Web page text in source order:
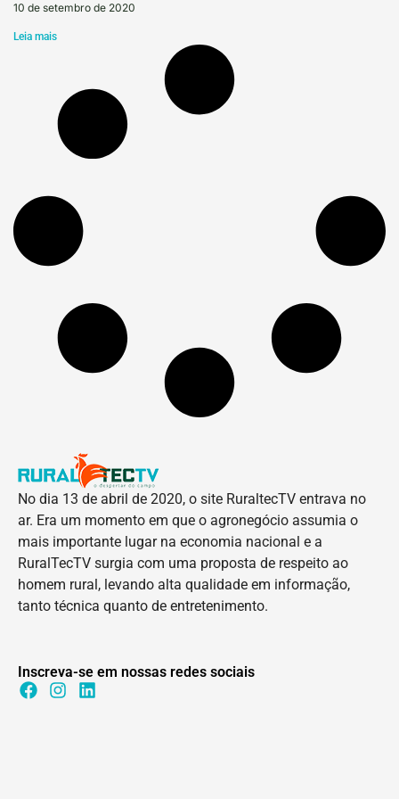
10 de setembro de 2020
Leia mais
No dia 13 de abril de 2020, o site RuraltecTV entrava no
ar. Era um momento em que o agronegócio assumia o
mais importante lugar na economia nacional e a
RuralTecTV surgia com uma proposta de respeito ao
homem rural, levando alta qualidade em informação,
tanto técnica quanto de entretenimento.
Inscreva-se em nossas redes sociais